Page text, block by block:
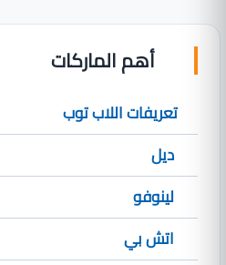
أهم الماركات
تعريفات اللاب توب
ديل
لينوفو
اتش بي